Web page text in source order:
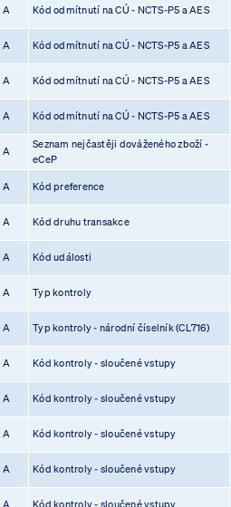
A Kód odmítnutí na CÚ - NCTS-P5 a AES
A Kód odmítnutí na CÚ - NCTS-P5 a AES
A Kód odmítnutí na CÚ - NCTS-P5 a AES
A Kód odmítnutí na CÚ - NCTS-P5 a AES
A
Seznam nejčastěji dováženého zboží -
eCeP
A Kód preference
A Kód druhu transakce
A Kód události
A Typ kontroly
A Typ kontroly - národní číselník (CL716)
A Kód kontroly - sloučené vstupy
A Kód kontroly - sloučené vstupy
A Kód kontroly - sloučené vstupy
A Kód kontroly - sloučené vstupy
A Kód kontroly - sloučené vstupy